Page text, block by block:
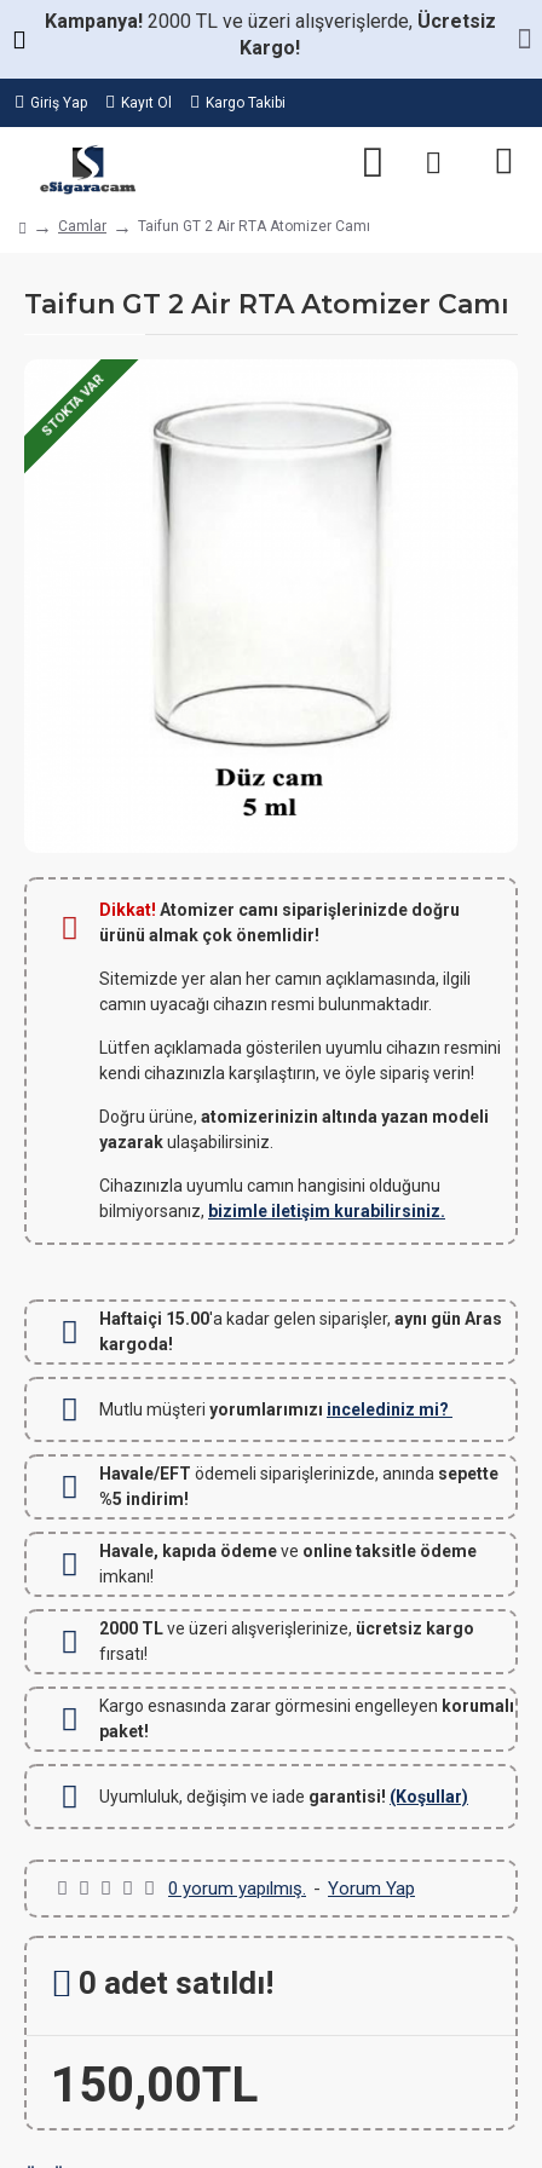
Kampanya! 2000 TL ve üzeri alışverişlerde, Ücretsiz
Kargo!
Giriş Yap Kayıt Ol Kargo Takibi
Camlar Taifun GT 2 Air RTA Atomizer Camı
Taifun GT 2 Air RTA Atomizer Camı
STOKTA VAR
Dikkat! Atomizer camı siparişlerinizde doğru
ürünü almak çok önemlidir!
Sitemizde yer alan her camın açıklamasında, ilgili
camın uyacağı cihazın resmi bulunmaktadır.
Lütfen açıklamada gösterilen uyumlu cihazın resmini
kendi cihazınızla karşılaştırın, ve öyle sipariş verin!
Doğru ürüne, atomizerinizin altında yazan modeli
yazarakulaşabilirsiniz.
Cihazınızla uyumlu camın hangisini olduğunu
bilmiyorsanız, bizimle iletişim kurabilirsiniz.
Haftaiçi 15.00'a kadar gelen siparişler, aynı gün Aras
kargoda!
Mutlu müşteri yorumlarımızı incelediniz mi?
Havale/EFT ödemeli siparişlerinizde, anında sepette
%5 indirim!
Havale, kapıda ödemeve online taksitle ödeme
imkanı!
2000 TLve üzeri alışverişlerinize, ücretsiz kargo
fırsatı!
Kargo esnasında zarar görmesini engelleyen korumalı
paket!
Uyumluluk, değişim ve iade garantisi! (Koşullar)
0 yorum yapılmış. - Yorum Yap
150,00TL
0 adet satıldı!